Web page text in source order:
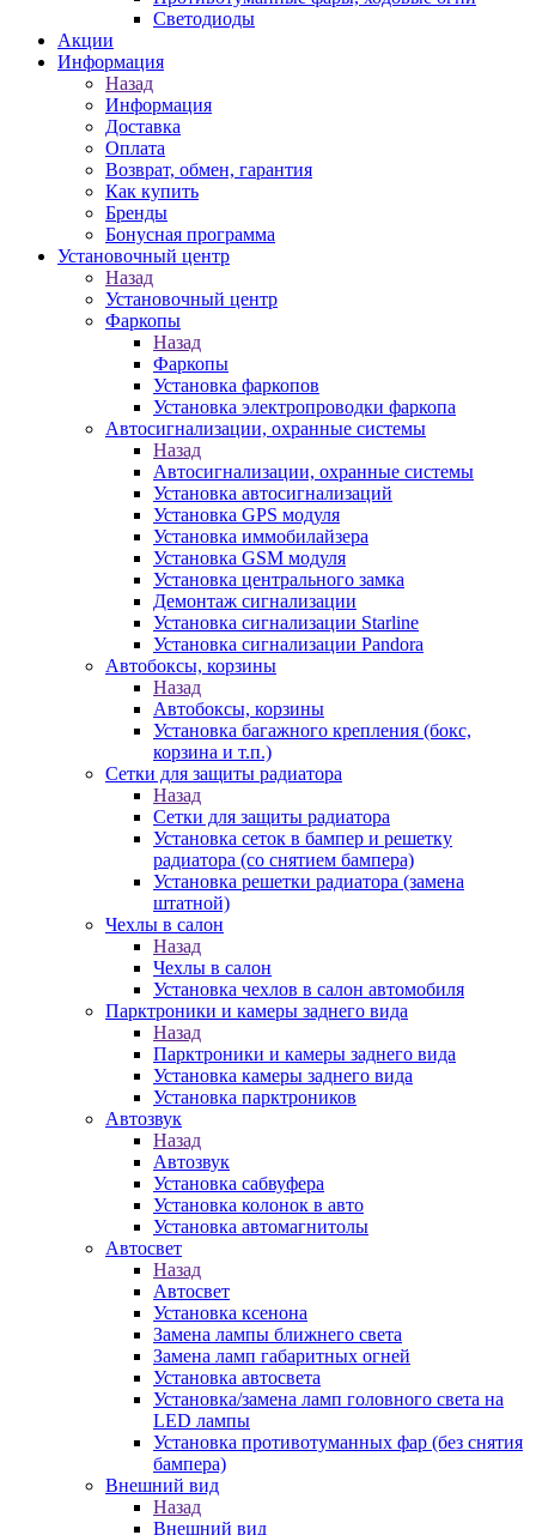
Светодиоды
Акции
Информация
Назад
Информация
Доставка
Оплата
Возврат, обмен, гарантия
Как купить
Бренды
Бонусная программа
Установочный центр
Назад
Установочный центр
Фаркопы
Назад
Фаркопы
Установка фаркопов
Установка электропроводки фаркопа
Автосигнализации, охранные системы
Назад
Автосигнализации, охранные системы
Установка автосигнализаций
Установка GPS модуля
Установка иммобилайзера
Установка GSM модуля
Установка центрального замка
Демонтаж сигнализации
Установка сигнализации Starline
Установка сигнализации Pandora
Автобоксы, корзины
Назад
Автобоксы, корзины
Установка багажного крепления (бокс,
корзина и т.п.)
Сетки для защиты радиатора
Назад
Сетки для защиты радиатора
Установка сеток в бампер и решетку
радиатора (со снятием бампера)
Установка решетки радиатора (замена
штатной)
Чехлы в салон
Назад
Чехлы в салон
Установка чехлов в салон автомобиля
Парктроники и камеры заднего вида
Назад
Парктроники и камеры заднего вида
Установка камеры заднего вида
Установка парктроников
Автозвук
Назад
Автозвук
Установка сабвуфера
Установка колонок в авто
Установка автомагнитолы
Автосвет
Назад
Автосвет
Установка ксенона
Замена лампы ближнего света
Замена ламп габаритных огней
Установка автосвета
Установка/замена ламп головного света на
LED лампы
Установка противотуманных фар (без снятия
бампера)
Внешний вид
Назад
Внешний вид